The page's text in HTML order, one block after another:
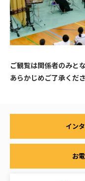
ご観覧は関係者のみとな
あらかじめご了承くださ
イン
お